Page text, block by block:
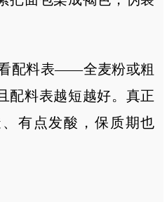
配料表——全麦粉或粗
配料表越短越好。真正
有点发酸，保质期也